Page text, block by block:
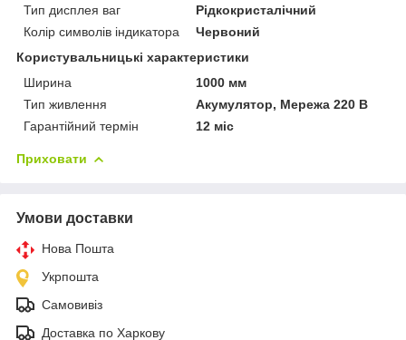
Тип дисплея ваг
Рідкокристалічний
Колір символів індикатора
Червоний
Користувальницькі характеристики
Ширина
1000 мм
Тип живлення
Акумулятор, Мережа 220 В
Гарантійний термін
12 міс
Приховати
Умови доставки
Нова Пошта
Укрпошта
Самовивіз
Доставка по Харкову